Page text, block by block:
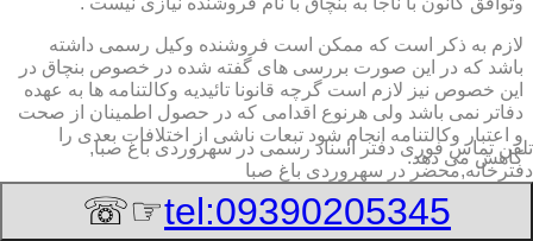
لازم به ذکر است که ممکن است فروشنده وکیل رسمی داشته
باشد که در این صورت بررسی های گفته شده در خصوص بنچاق در
این خصوص نیز لازم است گرچه قانونا تائیدیه وکالتنامه ها به عهده
دفاتر نمی باشد ولی هرنوع اقدامی که در حصول اطمینان از صحت
و اعتبار وکالتنامه انجام شود تبعات ناشی از اختلافات بعدی را
کاهش می دهد.
تلفن تماس فوریدفتر اسناد رسمی در سهروردی باغ صبا,
دفترخانه,محضر در سهروردی باغ صبا
tel:09390205345
☞☏